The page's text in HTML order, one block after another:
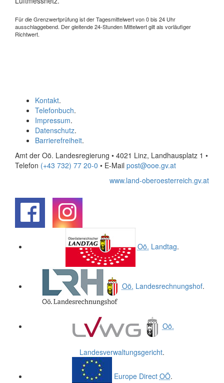
Für die Grenzwertprüfung ist der Tagesmittelwert von 0 bis 24 Uhr
ausschlaggebend. Der gleitende 24-Stunden Mittelwert gilt als vorläufiger
Richtwert.
Kontakt.
Telefonbuch.
Impressum.
Datenschutz.
Barrierefreiheit.
Amt der Oö. Landesregierung • 4021 Linz, Landhausplatz 1 •
Telefon (+43 732) 77 20-0 • E-Mail post@ooe.gv.at
www.land-oberoesterreich.gv.at
Oö. Landtag.
Oö. Landesrechnungshof.
Oö.
Landesverwaltungsgericht.
Europe Direct OÖ.